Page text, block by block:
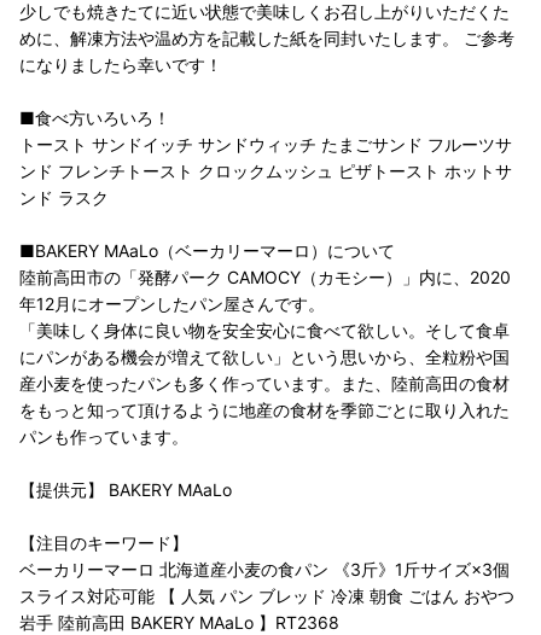
少しでも焼きたてに近い状態で美味しくお召し上がりいただくた
めに、解凍方法や温め方を記載した紙を同封いたします。 ご参考
になりましたら幸いです！
■食べ方いろいろ！
トースト サンドイッチ サンドウィッチ たまごサンド フルーツサ
ンド フレンチトースト クロックムッシュ ピザトースト ホットサ
ンド ラスク
■BAKERY MAaLo（ベーカリーマーロ）について
陸前高田市の「発酵パーク CAMOCY（カモシー）」内に、2020
年12月にオープンしたパン屋さんです。
「美味しく身体に良い物を安全安心に食べて欲しい。そして食卓
にパンがある機会が増えて欲しい」という思いから、全粒粉や国
産小麦を使ったパンも多く作っています。また、陸前高田の食材
をもっと知って頂けるように地産の食材を季節ごとに取り入れた
パンも作っています。
【提供元】 BAKERY MAaLo
【注目のキーワード】
ベーカリーマーロ 北海道産小麦の食パン 《3斤》1斤サイズ×3個
スライス対応可能 【 人気 パン ブレッド 冷凍 朝食 ごはん おやつ
岩手 陸前高田 BAKERY MAaLo 】RT2368